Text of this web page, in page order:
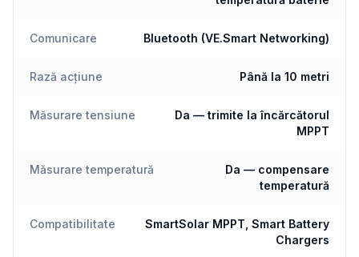
Comunicare Bluetooth (VE.Smart Networking)
Rază acțiune Până la 10 metri
Măsurare tensiune
Da — trimite la încărcătorul
MPPT
Măsurare temperatură
Da — compensare
temperatură
Compatibilitate
SmartSolar MPPT, Smart Battery
Chargers